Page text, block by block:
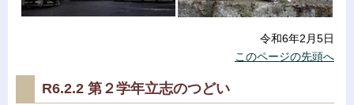
令和6年2月5日
このページの先頭へ
R6.2.2 第２学年立志のつどい